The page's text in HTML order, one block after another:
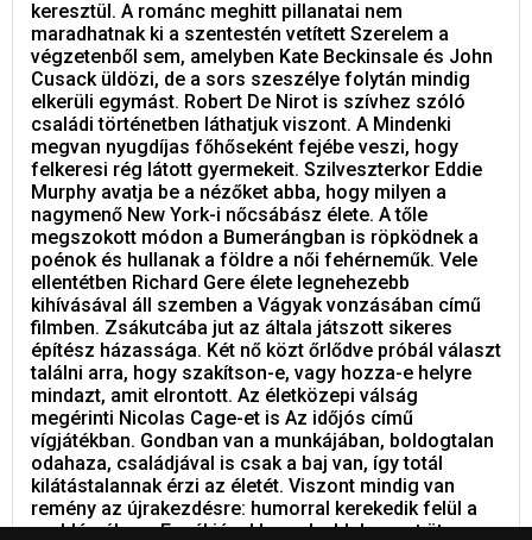
keresztül. A románc meghitt pillanatai nem
maradhatnak ki a szentestén vetített Szerelem a
végzetenből sem, amelyben Kate Beckinsale és John
Cusack üldözi, de a sors szeszélye folytán mindig
elkerüli egymást. Robert De Nirot is szívhez szóló
családi történetben láthatjuk viszont. A Mindenki
megvan nyugdíjas főhőseként fejébe veszi, hogy
felkeresi rég látott gyermekeit. Szilveszterkor Eddie
Murphy avatja be a nézőket abba, hogy milyen a
nagymenő New York-i nőcsábász élete. A tőle
megszokott módon a Bumerángban is röpködnek a
poénok és hullanak a földre a női fehérneműk. Vele
ellentétben Richard Gere élete legnehezebb
kihívásával áll szemben a Vágyak vonzásában című
filmben. Zsákutcába jut az általa játszott sikeres
építész házassága. Két nő közt őrlődve próbál választ
találni arra, hogy szakítson-e, vagy hozza-e helyre
mindazt, amit elrontott. Az életközepi válság
megérinti Nicolas Cage-et is Az időjós című
vígjátékban. Gondban van a munkájában, boldogtalan
odahaza, családjával is csak a baj van, így totál
kilátástalannak érzi az életét. Viszont mindig van
remény az újrakezdésre: humorral kerekedik felül a
problémákon. Ennél jóval komolyabb hangot üt meg